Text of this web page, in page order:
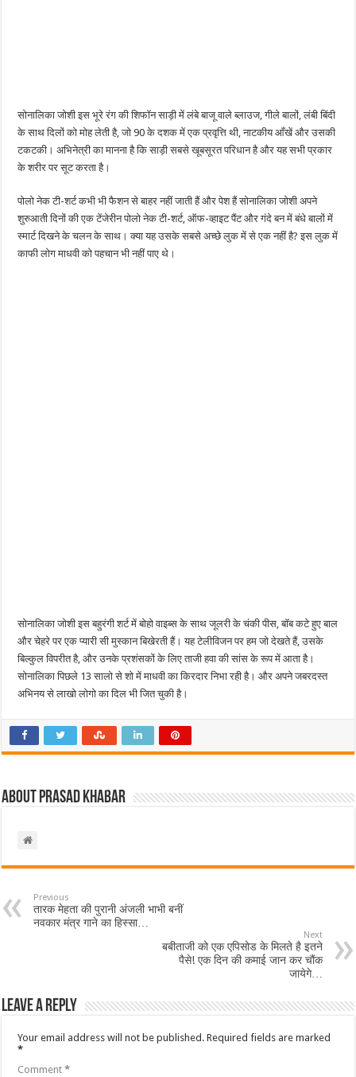
सोनालिका जोशी इस भूरे रंग की शिफॉन साड़ी में लंबे बाजू वाले ब्लाउज, गीले बालों, लंबी बिंदी
के साथ दिलों को मोह लेती है, जो 90 के दशक में एक प्रवृत्ति थी, नाटकीय आँखें और उसकी
टकटकी। अभिनेत्री का मानना है कि साड़ी सबसे खूबसूरत परिधान है और यह सभी प्रकार
के शरीर पर सूट करता है।
पोलो नेक टी-शर्ट कभी भी फैशन से बाहर नहीं जाती हैं और पेश हैं सोनालिका जोशी अपने
शुरुआती दिनों की एक टेंजेरीन पोलो नेक टी-शर्ट, ऑफ-व्हाइट पैंट और गंदे बन में बंधे बालों में
स्मार्ट दिखने के चलन के साथ। क्या यह उसके सबसे अच्छे लुक में से एक नहीं है? इस लुक में
काफी लोग माधवी को पहचान भी नहीं पाए थे।
सोनालिका जोशी इस बहुरंगी शर्ट में बोहो वाइब्स के साथ जूलरी के चंकी पीस, बॉब कटे हुए बाल
और चेहरे पर एक प्यारी सी मुस्कान बिखेरती हैं। यह टेलीविजन पर हम जो देखते हैं, उसके
बिल्कुल विपरीत है, और उनके प्रशंसकों के लिए ताजी हवा की सांस के रूप में आता है।
सोनालिका पिछले 13 सालो से शो में माधवी का किरदार निभा रही है। और अपने जबरदस्त
अभिनय से लाखो लोगो का दिल भी जित चुकी है।
About Prasad Khabar
Previous
तारक मेहता की पुरानी अंजली भाभी बनीं
नवकार मंत्र गाने का हिस्सा…
Next
बबीताजी को एक एपिसोड के मिलते है इतने
पैसे! एक दिन की कमाई जान कर चौंक
जायेगे…
Leave a Reply
Your email address will not be published. Required fields are marked
*
Comment*